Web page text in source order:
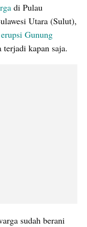
di Pulau
Utara (Sulut),
erupsi Gunung
kapan saja.
sudah berani